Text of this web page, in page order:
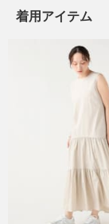
着用アイテム